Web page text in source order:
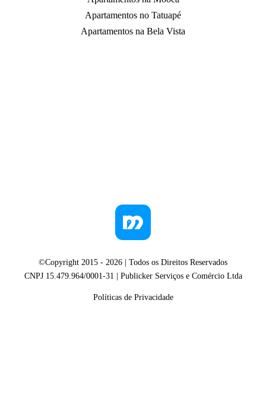
Apartamentos no Tatuapé
Apartamentos na Bela Vista
©Copyright 2015 - 2026 | Todos os Direitos Reservados
CNPJ 15.479.964/0001-31 | Publicker Serviços e Comércio Ltda
Políticas de Privacidade